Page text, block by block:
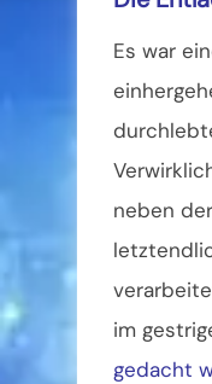
Es war
neben
im
gedacht